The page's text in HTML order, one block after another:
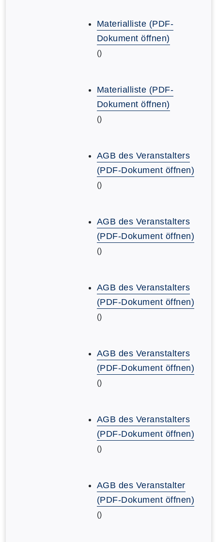
Materialliste (PDF-
Dokument öffnen)
()
Materialliste (PDF-
Dokument öffnen)
()
AGB des Veranstalters
(PDF-Dokument öffnen)
()
AGB des Veranstalters
(PDF-Dokument öffnen)
()
AGB des Veranstalters
(PDF-Dokument öffnen)
()
AGB des Veranstalters
(PDF-Dokument öffnen)
()
AGB des Veranstalters
(PDF-Dokument öffnen)
()
AGB des Veranstalter
(PDF-Dokument öffnen)
()